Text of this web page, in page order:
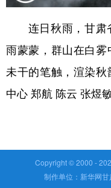
连日秋雨，甘肃
雨蒙蒙，群山在白
未干的笔触，渲染
中心 郑航 陈云 张煜敏
Copyright © 2000 -
制作单位：新华网